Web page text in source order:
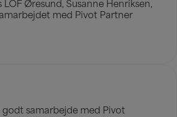
LOF Øresund, Susanne Henriksen,
med Pivot Partner
samarbejde med Pivot